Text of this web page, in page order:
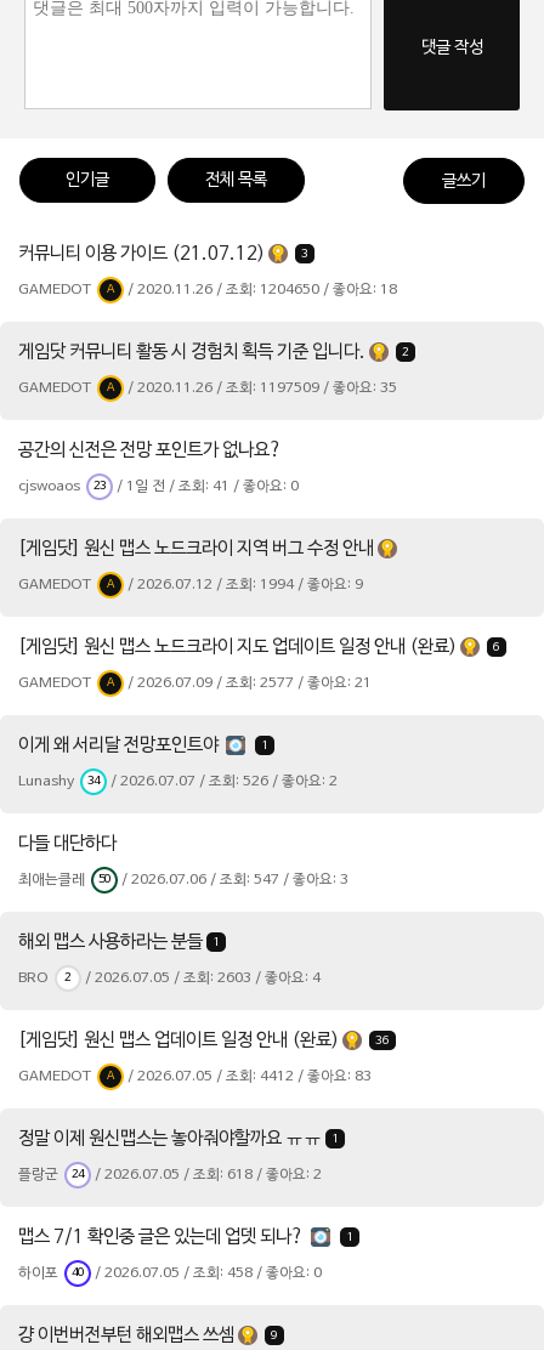
댓글 작성
인기글 전체 목록 글쓰기
커뮤니티 이용 가이드 (21.07.12) 3
GAMEDOT A / 2020.11.26 / 조회: 1204650 / 좋아요: 18
게임닷 커뮤니티 활동 시 경험치 획득 기준 입니다. 2
GAMEDOT A / 2020.11.26 / 조회: 1197509 / 좋아요: 35
공간의 신전은 전망 포인트가 없나요?
cjswoaos 23 / 1일 전 / 조회: 41 / 좋아요: 0
[게임닷] 원신 맵스 노드크라이 지역 버그 수정 안내
GAMEDOT A / 2026.07.12 / 조회: 1994 / 좋아요: 9
[게임닷] 원신 맵스 노드크라이 지도 업데이트 일정 안내 (완료) 6
GAMEDOT A / 2026.07.09 / 조회: 2577 / 좋아요: 21
이게 왜 서리달 전망포인트야 1
Lunashy 34 / 2026.07.07 / 조회: 526 / 좋아요: 2
다들 대단하다
최애는클레 50 / 2026.07.06 / 조회: 547 / 좋아요: 3
해외 맵스 사용하라는 분들 1
BRO 2 / 2026.07.05 / 조회: 2603 / 좋아요: 4
[게임닷] 원신 맵스 업데이트 일정 안내 (완료) 36
GAMEDOT A / 2026.07.05 / 조회: 4412 / 좋아요: 83
정말 이제 원신맵스는 놓아줘야할까요 ㅠㅠ 1
플랑군 24 / 2026.07.05 / 조회: 618 / 좋아요: 2
맵스 7/1 확인중 글은 있는데 업뎃 되나? 1
하이포 40 / 2026.07.05 / 조회: 458 / 좋아요: 0
걍 이번버전부턴 해외맵스 쓰셈 9